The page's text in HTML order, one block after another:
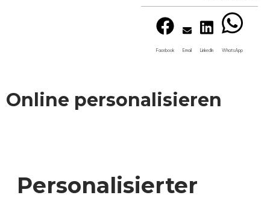
Facebook Email LinkedIn WhatsApp
Online personalisieren
Personalisierter